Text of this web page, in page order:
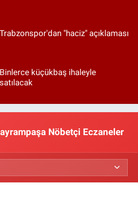
Trabzonspor'dan "haciz" açıklaması
Binlerce küçükbaş ihaleyle
satılacak
Nöbetçi Eczaneler